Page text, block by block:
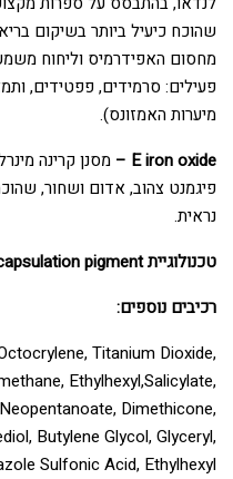
שהוכח כיעיל ביותר בשיקום
מיערות האמזונס).
E iron oxide –
מסנן קרינה
פיגמנט צהוב, אדום ושחור,
נראית.
טכנולוגיית capsulation pigment
רכיבים נוספים:
Titanium Dioxide,
Ethylhexyl,Salicylate,
Dimethicone,
Butylene Glycol, Glyceryl,
Sulfonic Acid, Ethylhexyl